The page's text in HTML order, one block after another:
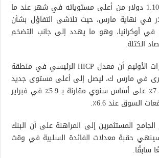
انخفض اليورو إلى 1.10 دولار من أعلى مستوياته في شهر عند ما
من 1.12 دولار في نهاية مارس، حيث تلاشى التفاؤل بشأن
أوكرانيا، وهو ما يهدد إلى جانب التضخم
الكتلة.
فقد أظهرت التقديرات الأوليم أن معدل HICP الرئيسي في منطقة
في مارس ك، ليصل إلى أعلى مستوى جديد
على الإطلاق عند 7.5٪ على أساس سنوي مقارنة بـ 5.9٪ في فبراير
السوق عند 6.6٪.
المستثمرين إلى المراهنة على أن البنك
حقبة معدلات الفائدة السلبية في وقت
سابقًا.